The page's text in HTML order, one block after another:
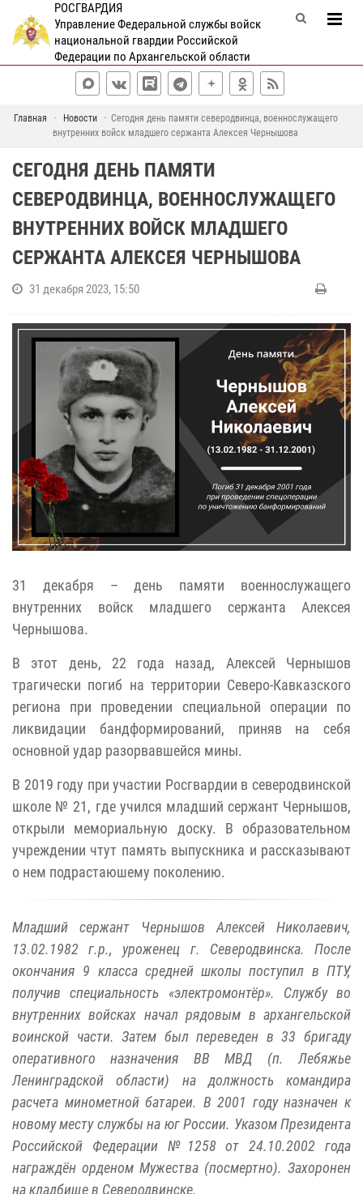
РОСГВАРДИЯ
Управление Федеральной службы войск
национальной гвардии Российской
Федерации по Архангельской области
Главная Новости
Сегодня день памяти северодвинца, военнослужащего
внутренних войск младшего сержанта Алексея Чернышова
СЕГОДНЯ ДЕНЬ ПАМЯТИ
СЕВЕРОДВИНЦА, ВОЕННОСЛУЖАЩЕГО
ВНУТРЕННИХ ВОЙСК МЛАДШЕГО
СЕРЖАНТА АЛЕКСЕЯ ЧЕРНЫШОВА
31 декабря 2023, 15:50
31 декабря – день памяти военнослужащего
внутренних войск младшего сержанта Алексея
Чернышова.
В этот день, 22 года назад, Алексей Чернышов
трагически погиб на территории Северо-Кавказского
региона при проведении специальной операции по
ликвидации бандформирований, приняв на себя
основной удар разорвавшейся мины.
В 2019 году при участии Росгвардии в северодвинской
школе № 21, где учился младший сержант Чернышов,
открыли мемориальную доску. В образовательном
учреждении чтут память выпускника и рассказывают
о нем подрастаюшему поколению.
Младший сержант Чернышов Алексей Николаевич,
13.02.1982 г.р., уроженец г. Северодвинска. После
окончания 9 класса средней школы поступил в ПТУ,
получив специальность «электромонтёр». Службу во
внутренних войсках начал рядовым в архангельской
воинской части. Затем был переведен в 33 бригаду
оперативного назначения ВВ МВД (п. Лебяжье
Ленинградской области) на должность командира
расчета минометной батареи. В 2001 году назначен к
новому месту службы на юг России. Указом Президента
Российской Федерации №1258 от 24.10.2002 года
награждён орденом Мужества (посмертно). Захоронен
на кладбище в Северодвинске.